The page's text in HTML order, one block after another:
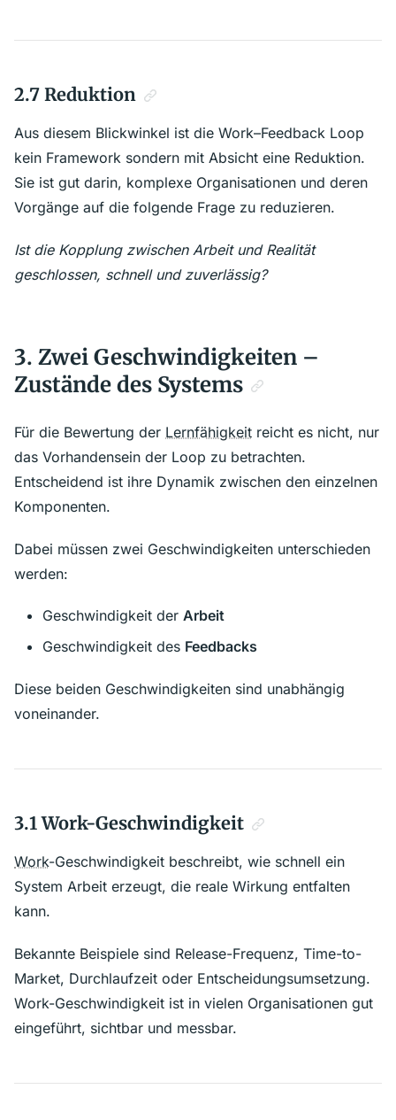
2.7 Reduktion
Aus diesem Blickwinkel ist die Work–Feedback Loop
kein Framework sondern mit Absicht eine Reduktion.
Sie ist gut darin, komplexe Organisationen und deren
Vorgänge auf die folgende Frage zu reduzieren.
Ist die Kopplung zwischen Arbeit und Realität
geschlossen, schnell und zuverlässig?
3. Zwei Geschwindigkeiten –
Zustände des Systems
Für die Bewertung der Lernfähigkeit reicht es nicht, nur
das Vorhandensein der Loop zu betrachten.
Entscheidend ist ihre Dynamik zwischen den einzelnen
Komponenten.
Dabei müssen zwei Geschwindigkeiten unterschieden
werden:
Geschwindigkeit der Arbeit
Geschwindigkeit des Feedbacks
Diese beiden Geschwindigkeiten sind unabhängig
voneinander.
3.1 Work-Geschwindigkeit
Work-Geschwindigkeit beschreibt, wie schnell ein
System Arbeit erzeugt, die reale Wirkung entfalten
kann.
Bekannte Beispiele sind Release-Frequenz, Time-to-
Market, Durchlaufzeit oder Entscheidungsumsetzung.
Work-Geschwindigkeit ist in vielen Organisationen gut
eingeführt, sichtbar und messbar.